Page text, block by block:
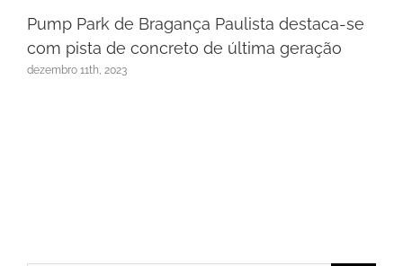
Pump Park de Bragança Paulista destaca-se
com pista de concreto de última geração
dezembro 11th, 2023